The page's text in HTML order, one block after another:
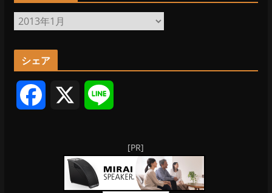
ア
カ
ブ
シェア
n
e
[PR]